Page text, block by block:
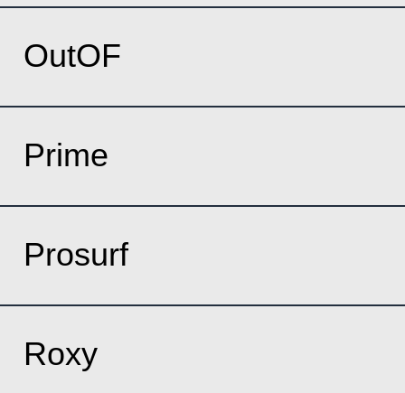
OutOF
Prime
Prosurf
Roxy